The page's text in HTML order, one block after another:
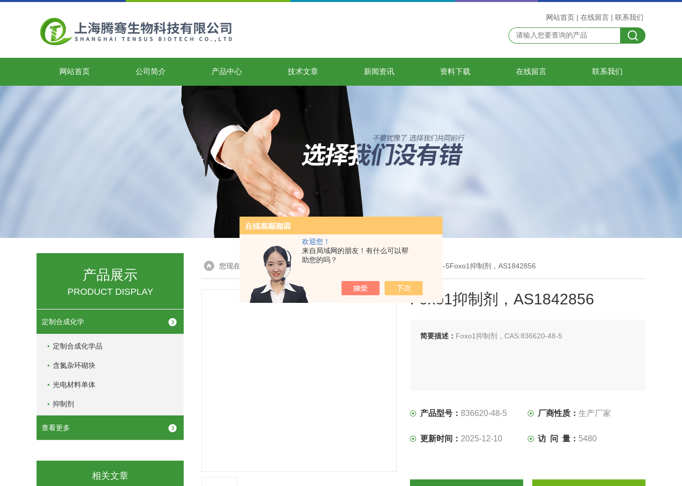
欢迎您！
来自局域网的朋友！有什么可以帮
助您的吗？
网站首页 | 在线留言 | 联系我们
网站首页 公司简介 产品中心 技术文章 新闻资讯 资料下载 在线留言 联系我们
产品展示
PRODUCT DISPLAY
定制合成化学
定制合成化学品
含氮杂环砌块
光电材料单体
抑制剂
查看更多
相关文章
您现在的位置：首页> 产品展示 > 定制合成化学 > 836620-48-5Foxo1抑制剂，AS1842856
Foxo1抑制剂，AS1842856
简要描述： Foxo1抑制剂，CAS:836620-48-5
产品型号：836620-48-5 厂商性质：生产厂家
更新时间： 2025-12-10 访 问 量： 5480